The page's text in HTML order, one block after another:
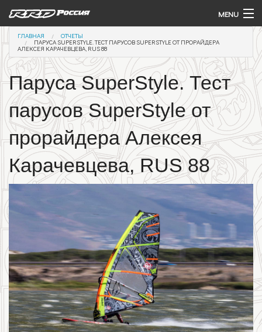
Перейти к основному содержанию
MENU
Виндсерфинг
Крылья и Доски (Вингфойлинг)
Подводное крыло (Гидрофойл)
Доска с веслом (САП)
Контакты
Команда
Купить
ВЫ ЗДЕСЬ
ГЛАВНАЯ ОТЧЕТЫ
ПАРУСА SUPERSTYLE. ТЕСТ ПАРУСОВ SUPERSTYLE ОТ ПРОРАЙДЕРА
АЛЕКСЕЯ КАРАЧЕВЦЕВА, RUS 88
Паруса SuperStyle. Тест
парусов SuperStyle от
прорайдера Алексея
Карачевцева, RUS 88